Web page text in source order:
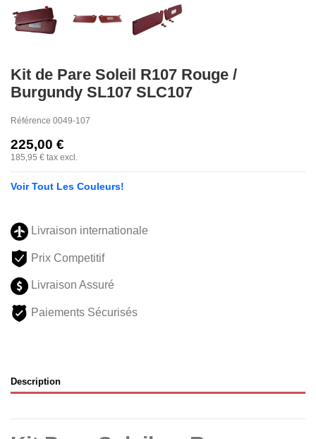
Kit de Pare Soleil R107 Rouge /
Burgundy SL107 SLC107
Référence 0049-107
225,00 €
185,95 € tax excl.
Voir Tout Les Couleurs!
Livraison internationale
Prix Competitif
Livraison Assuré
Paiements Sécurisés
Description